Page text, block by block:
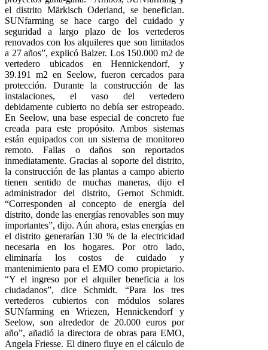
el distrito Märkisch Oderland, se benefician.
SUNfarming se hace cargo del cuidado y
seguridad a largo plazo de los vertederos
renovados con los alquileres que son limitados
a 27 años”, explicó Balzer. Los 150.000 m2 de
vertedero ubicados en Hennickendorf, y
39.191 m2 en Seelow, fueron cercados para
protección. Durante la construcción de las
instalaciones, el vaso del vertedero
debidamente cubierto no debía ser estropeado.
En Seelow, una base especial de concreto fue
creada para este propósito. Ambos sistemas
están equipados con un sistema de monitoreo
remoto. Fallas o daños son reportados
inmediatamente. Gracias al soporte del distrito,
la construcción de las plantas a campo abierto
tienen sentido de muchas maneras, dijo el
administrador del distrito, Gernot Schmidt.
“Corresponden al concepto de energía del
distrito, donde las energías renovables son muy
importantes”, dijo. Aún ahora, estas energías en
el distrito generarían 130 % de la electricidad
necesaria en los hogares. Por otro lado,
eliminaría los costos de cuidado y
mantenimiento para el EMO como propietario.
“Y el ingreso por el alquiler beneficia a los
ciudadanos”, dice Schmidt. “Para los tres
vertederos cubiertos con módulos solares
SUNfarming en Wriezen, Hennickendorf y
Seelow, son alrededor de 20.000 euros por
año”, añadió la directora de obras para EMO,
Angela Friesse. El dinero fluye en el cálculo de